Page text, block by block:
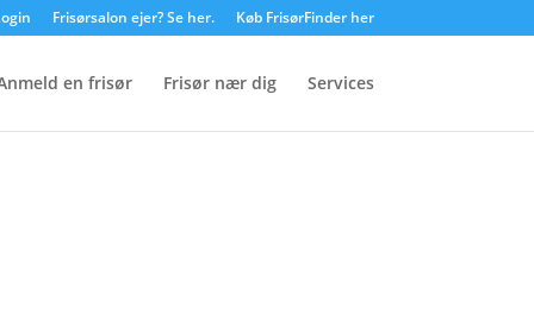
Frisørsalon ejer? Se her. Køb FrisørFinder her
en frisør Frisør nær dig Services